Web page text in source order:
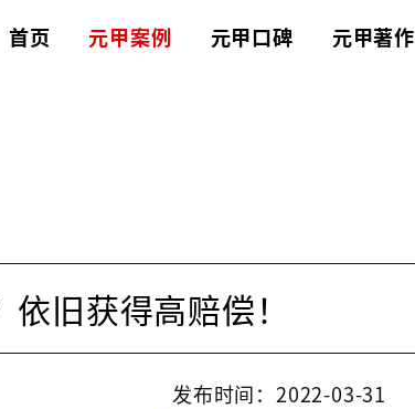
首页 元甲案例 元甲口碑 元甲著作
旧获得高赔偿！
发布时间：2022-03-31